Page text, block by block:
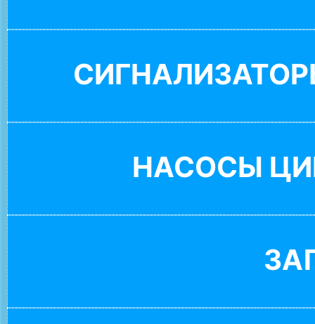
НАСОСЫ